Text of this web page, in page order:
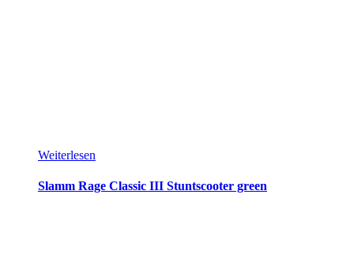
Weiterlesen
Slamm Rage Classic III Stuntscooter green